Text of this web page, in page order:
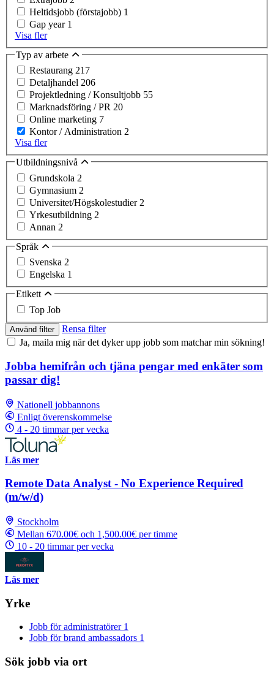
Heltidsjobb (förstajobb) 1
Gap year 1
Visa fler
Typ av arbete
Restaurang 217
Detaljhandel 206
Projektledning / Konsultjobb 55
Marknadsföring / PR 20
Online marketing 7
Kontor / Administration 2
Visa fler
Utbildningsnivå
Grundskola 2
Gymnasium 2
Universitet/Högskolestudier 2
Yrkesutbildning 2
Annan 2
Språk
Svenska 2
Engelska 1
Etikett
Top Job
Använd filter
Rensa filter
Ja, maila mig när det dyker upp jobb som matchar min sökning!
Jobba hemifrån och tjäna pengar med enkäter som
passar dig!
Nationell jobbannons
Enligt överenskommelse
4 - 20 timmar per vecka
Läs mer
Remote Data Analyst - No Experience Required
(m/w/d)
Stockholm
Mellan 670.00€ och 1,500.00€ per timme
10 - 20 timmar per vecka
Läs mer
Yrke
Jobb för administratörer 1
Jobb för brand ambassadors 1
Sök jobb via ort